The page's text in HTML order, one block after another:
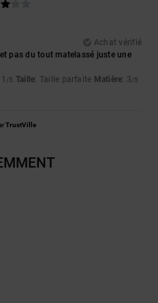
Achat vérifié
pas du tout matelassé juste une
/5 Taille: Taille parfaite Matière: 3/5
TrustVille